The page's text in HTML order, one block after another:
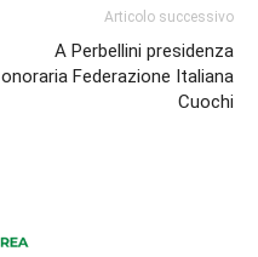
Articolo successivo
A Perbellini presidenza
onoraria Federazione Italiana
Cuochi